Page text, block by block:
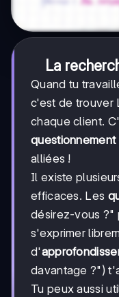
La
Quand tu
c'est de trouver
chaque client.
questionnement
alliées !
Il existe
efficaces. Les
désirez-vous ?"
s'exprimer
d'
davantage ?")
Tu peux aussi